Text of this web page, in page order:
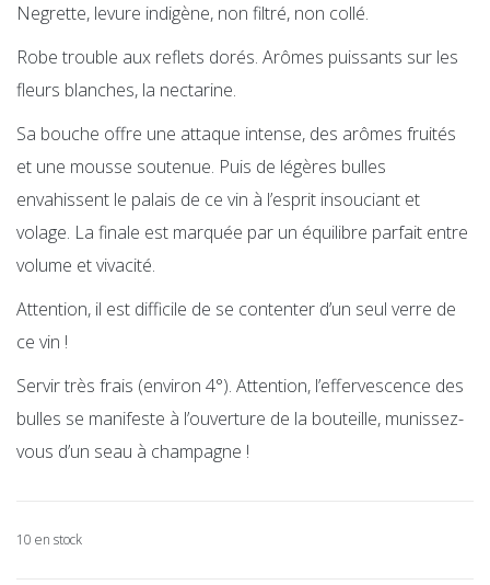
Negrette, levure indigène, non filtré, non collé.
Robe trouble aux reflets dorés. Arômes puissants sur les
fleurs blanches, la nectarine.
Sa bouche offre une attaque intense, des arômes fruités
et une mousse soutenue. Puis de légères bulles
envahissent le palais de ce vin à l’esprit insouciant et
volage. La finale est marquée par un équilibre parfait entre
volume et vivacité.
Attention, il est difficile de se contenter d’un seul verre de
ce vin !
Servir très frais (environ 4°). Attention, l’effervescence des
bulles se manifeste à l’ouverture de la bouteille, munissez-
vous d’un seau à champagne !
10 en stock